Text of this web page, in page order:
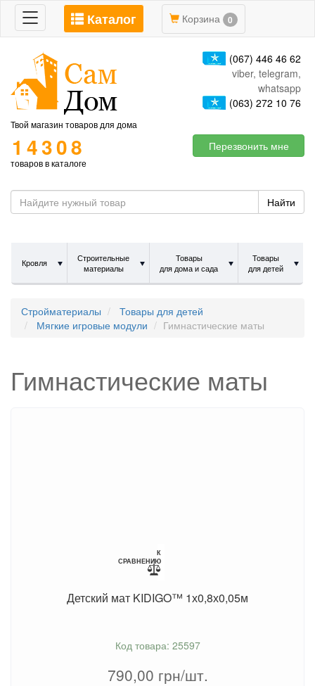
Toggle
navigation
Корзина 0
Каталог
Твой магазин товаров для дома
(067) 446 46 62
viber, telegram,
whatsapp
(063) 272 10 76
14308
товаров в каталоге
Перезвонить мне
Найти
Кровля
Строительные
материалы
Товары
для дома и сада
Товары
для детей
Стройматериалы
Товары для детей
Мягкие игровые модули
Гимнастические маты
Гимнастические маты
К
СРАВНЕНИЮ
Детский мат KIDIGO™ 1х0,8х0,05м
Код товара: 25597
790,00 грн/шт.